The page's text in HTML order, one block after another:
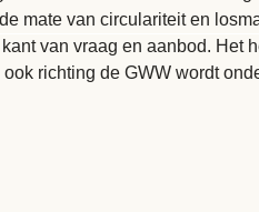
mate van circulariteit en
van vraag en aanbod.
richting de GWW wordt